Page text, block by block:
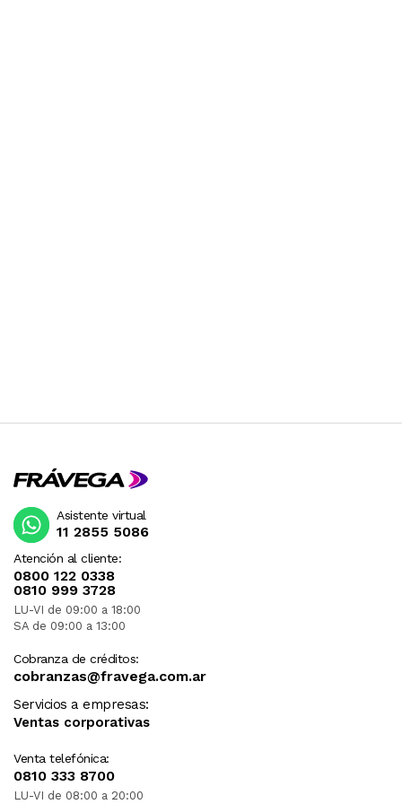
Atención al cliente:
0800 122 0338
0810 999 3728
LU-VI de 09:00 a 18:00
SA de 09:00 a 13:00
Cobranza de créditos:
cobranzas@fravega.com.ar
Servicios a empresas:
Ventas corporativas
Venta telefónica:
0810 333 8700
LU-VI de 08:00 a 20:00
Asistente virtual
11 2855 5086